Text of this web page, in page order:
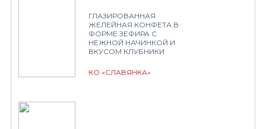
ГЛАЗИРОВАННАЯ
ЖЕЛЕЙНАЯ КОНФЕТА В
ФОРМЕ ЗЕФИРА С
НЕЖНОЙ НАЧИНКОЙ И
ВКУСОМ КЛУБНИКИ
КО «СЛАВЯНКА»